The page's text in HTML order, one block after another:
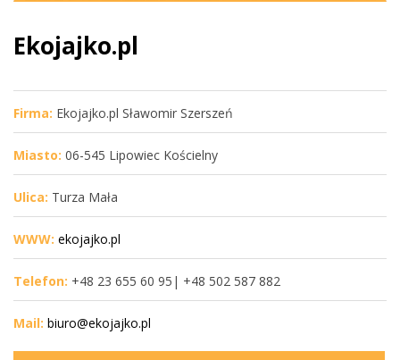
Ekojajko.pl
Firma: Ekojajko.pl Sławomir Szerszeń
Miasto: 06-545 Lipowiec Kościelny
Ulica: Turza Mała
WWW: ekojajko.pl
Telefon: +48 23 655 60 95| +48 502 587 882
Mail: biuro@ekojajko.pl